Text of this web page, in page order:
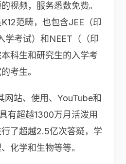
视频，服务悉数免费。
范畴，也包含JEE（印
学考试）和NEET（（印
科生和研究生的入学考
考生。
网站、使用、YouTube和
有超越1300万月活泼用
了超越2.5亿次答疑，学
化学和生物等等。